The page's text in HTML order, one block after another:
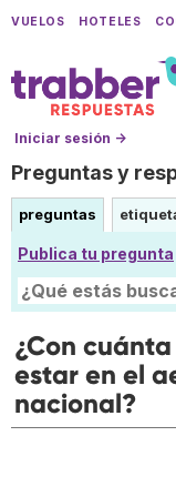
VUELOS HOTELES
Iniciar sesión →
Preguntas y
preguntas
Publica tu pregunta
¿Con
estar en el
nacional?